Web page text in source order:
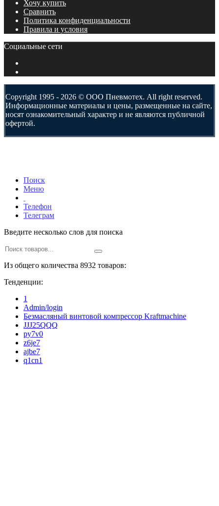
Хочу купить
Сравнить
Политика конфиденциальности
Правила и условия
Социальные сети
Copyright 1995 - 2026 © ООО Пневмотех. All right reserved.
Информационные материалы и цены, размещенные на сайте,
носят ознакомительный характер и не являются публичной
офертой.
Поиск
Меню
Телефон
Телеграм
Введите несколько слов для поиска
Из общего количества 8932 товаров:
Тенденции:
1
Admin/login
Безмасляный винтовой компрессор Kraftmaсhine
JJJ25QQQ
py7v0
z6je7
ajbe7
q1cn1